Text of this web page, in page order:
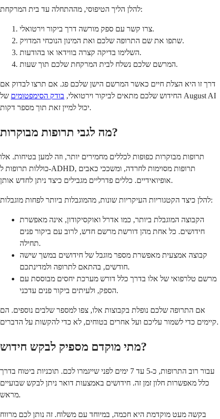
להלן הליך הטיפוסי, מההתחלה עד בית המרקחת:
צרו קשר עם ספק מורשה דרך ביקור וירטואלי.
שתפו את שם התרופה שלכם ואת המינון הנוכחי המדויק.
השלימו בדיקה קצרה בווידאו או בהודעות.
המרשם שלכם נשלח לבית המרקחת שלכם תוך שעות.
דרך זו היא הצלת חיים כאשר המרשם הישן שלכם פג. אם תרצו לבדוק אם
החידוש שלכם מתאים לביקור וירטואלי, בודק הסימפטומים של August AI
יכול למיין זאת תוך מספר דקות.
מה לגבי תרופות מבוקרות?
תרופות מבוקרות כפופות לכללים מחמירים יותר, וזה למען בטיחות. אלו
כוללות תרופות ל-ADHD, תרופות מסוימות לחרדה, ומשככי כאבים
אופיואידיים. כללים פדרליים מגבילים כיצד ניתן לחדש אותן.
להלן כיצד הקטגוריות העיקריות שונות, מהמוגבלות ביותר לפחות מוגבלות:
הקבוצה המוגבלת ביותר, כמו אדרל ואוקסיקודון, אינה מאפשרת
חידושים. כל אחת מהן דורשת מרשם חדש, לרוב עם ביקור פנים
תחילה.
קבוצה אמצעית מאפשרת מספר מוגבל של חידושים במשך שישה
חודשים, בהתאם לתרופה ולמדינתכם.
מרשם טלרפואי של אלו בדרך כלל דורש מערכת יחסים מבוססת עם
הספק, ולעיתים ביקור פנים עדכני.
אם התרופה שלכם נופלת בקבוצות אלו, צפו למספר שלבים נוספים. הם
קיימים כדי לשמור עליכם ועל אחרים בטוחים, לא כדי להקשות על הדברים.
מתי מוקדם מספיק לבקש חידוש?
עבור רוב התרופות, כ-5 עד 7 ימים לפני שייגמרו לכם. תוכניות ביטוח בדרך
כלל מאפשרות חלון זמן זה. חידושים באמצעות דואר ניתן לבקש שבועיים
מראש.
בקשה מעט מוקדמת היא חכמה, במיוחד עם משלוח. זה נותן לכם מרווח